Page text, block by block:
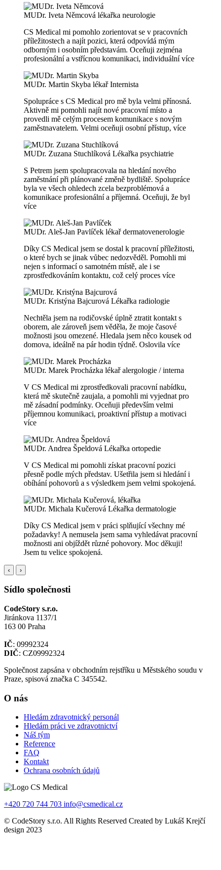
MUDr. Iveta Němcová lékařka neurologie
CS Medical mi pomohlo zorientovat se v pracovních
příležitostech a najít pozici, která odpovídá mým
odborným i osobním představám. Oceňuji zejména
profesionální a vstřícnou komunikaci, individuálnívíce
MUDr. Martin Skyba lékař Internista
Spolupráce s CS Medical pro mě byla velmi přínosná.
Aktivně mi pomohli najít nové pracovní místo a
provedli mě celým procesem komunikace s novým
zaměstnavatelem. Velmi oceňuji osobní přístup, více
MUDr. Zuzana Stuchlíková Lékařka psychiatrie
S Petrem jsem spolupracovala na hledání nového
zaměstnání při plánované změně bydliště. Spolupráce
byla ve všech ohledech zcela bezproblémová a
komunikace profesionální a příjemná. Oceňuji, že byl
více
MUDr. Aleš-Jan Pavlíček lékař dermatovenerologie
Díky CS Medical jsem se dostal k pracovní příležitosti,
o které bych se jinak vůbec nedozvěděl. Pomohli mi
nejen s informací o samotném místě, ale i se
zprostředkováním kontaktu, což celý proces více
MUDr. Kristýna Bajcurová Lékařka radiologie
Nechtěla jsem na rodičovské úplně ztratit kontakt s
oborem, ale zároveň jsem věděla, že moje časové
možnosti jsou omezené. Hledala jsem něco kousek od
domova, ideálně na pár hodin týdně. Oslovila více
MUDr. Marek Procházka lékař alergologie / interna
V CS Medical mi zprostředkovali pracovní nabídku,
která mě skutečně zaujala, a pomohli mi vyjednat pro
mě zásadní podmínky. Oceňuji především velmi
příjemnou komunikaci, proaktivní přístup a motivaci
více
MUDr. Andrea Špeldová Lékařka ortopedie
V CS Medical mi pomohli získat pracovní pozici
přesně podle mých představ. Ušetřila jsem si hledání i
obíhání pohovorů a s výsledkem jsem velmi spokojená.
MUDr. Michala Kučerová Lékařka dermatologie
Díky CS Medical jsem v práci splňující všechny mé
požadavky! A nemusela jsem sama vyhledávat pracovní
možnosti ani objíždět různé pohovory. Moc děkuji!
Jsem tu velice spokojená.
‹ ›
Sídlo společnosti
CodeStory s.r.o.
Jiránkova 1137/1
163 00 Praha
IČ: 09992324
DIČ: CZ09992324
Společnost zapsána v obchodním rejstříku u Městského soudu v
Praze, spisová značka C 345542.
O nás
Hledám zdravotnický personál
Hledám práci ve zdravotnictví
Náš tým
Reference
FAQ
Kontakt
Ochrana osobních údajů
+420 720 744 703 info@csmedical.cz
© CodeStory s.r.o. All Rights Reserved Created by Lukáš Krejčí
design 2023